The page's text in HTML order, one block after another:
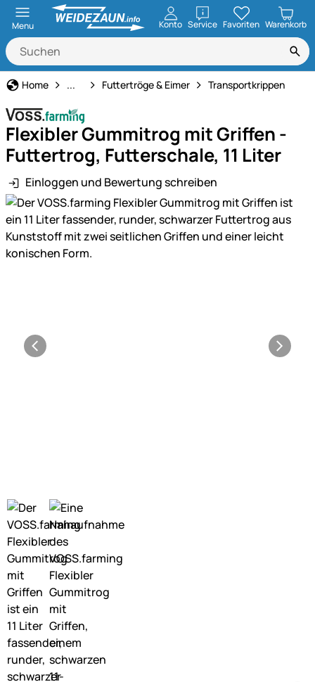
Menu Konto ServiceöffnenFavoriten Warenkorb
Home Fütterung
... Futtertröge & Eimer Transportkrippen
Flexibler Gummitrog mit Griffen -
Futtertrog, Futterschale, 11 Liter
Einloggen und Bewertung schreiben
Produktgalerie